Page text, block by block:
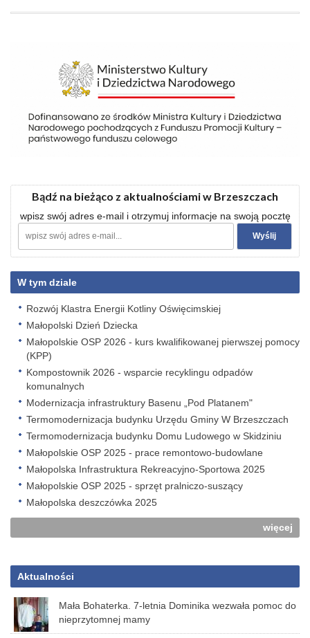
Bądź na bieżąco z aktualnościami w Brzeszczach
wpisz swój adres e-mail i otrzymuj informacje na swoją pocztę
W tym dziale
Rozwój Klastra Energii Kotliny Oświęcimskiej
Małopolski Dzień Dziecka
Małopolskie OSP 2026 - kurs kwalifikowanej pierwszej pomocy
(KPP)
Kompostownik 2026 - wsparcie recyklingu odpadów
komunalnych
Modernizacja infrastruktury Basenu „Pod Platanem"
Termomodernizacja budynku Urzędu Gminy W Brzeszczach
Termomodernizacja budynku Domu Ludowego w Skidziniu
Małopolskie OSP 2025 - prace remontowo-budowlane
Małopolska Infrastruktura Rekreacyjno-Sportowa 2025
Małopolskie OSP 2025 - sprzęt pralniczo-suszący
Małopolska deszczówka 2025
więcej
Aktualności
Mała Bohaterka. 7-letnia Dominika wezwała pomoc do
nieprzytomnej mamy